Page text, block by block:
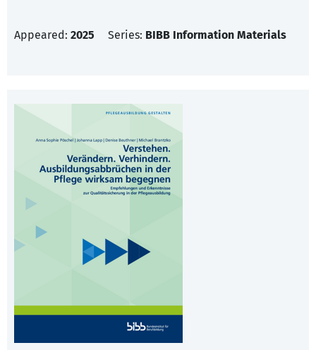
Appeared: 2025 Series: BIBB Information Materials